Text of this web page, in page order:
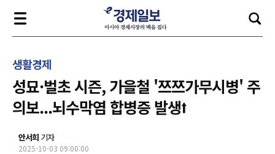
생활경제
성묘·벌초 시즌, 가을철 '쯔쯔가무시병' 주
의보...뇌수막염 합병증 발생⭡
안서희 기자
2025-10-03 09:00:00